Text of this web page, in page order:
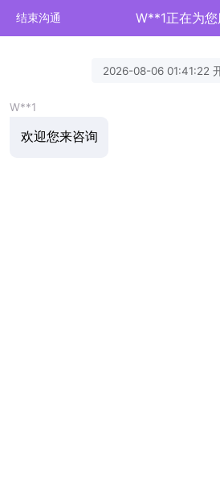
结束沟通 W**1正在为您
2026-08-06 01:41:22
W**1
欢迎您来咨询